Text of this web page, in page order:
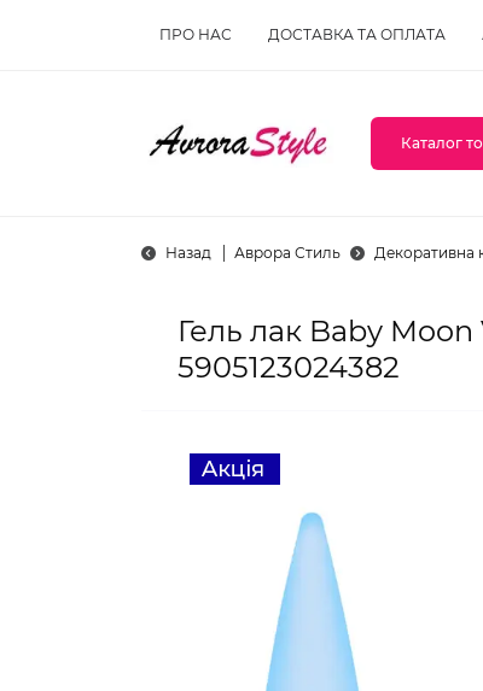
ПРО НАС ДОСТАВКА ТА ОПЛАТА
Каталог
Назад Аврора Стиль Декоративна
Гель лак Baby
5905123024382